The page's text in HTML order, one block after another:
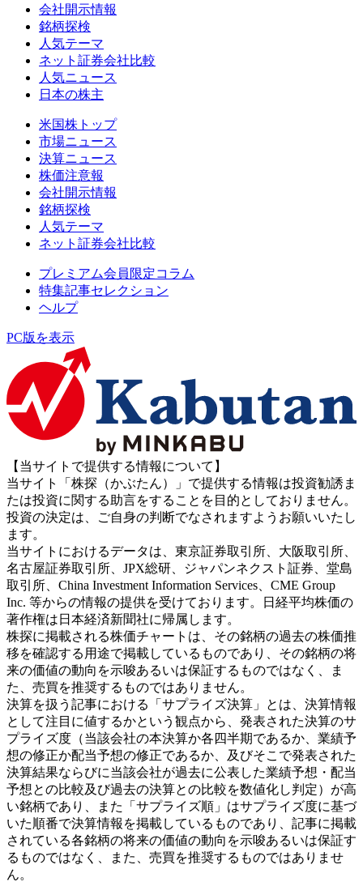
会社開示情報
銘柄探検
人気テーマ
ネット証券会社比較
人気ニュース
日本の株主
米国株トップ
市場ニュース
決算ニュース
株価注意報
会社開示情報
銘柄探検
人気テーマ
ネット証券会社比較
プレミアム会員限定コラム
特集記事セレクション
ヘルプ
PC版を表示
【当サイトで提供する情報について】
当サイト「株探（かぶたん）」で提供する情報は投資勧誘ま
たは投資に関する助言をすることを目的としておりません。
投資の決定は、ご自身の判断でなされますようお願いいたし
ます。
当サイトにおけるデータは、東京証券取引所、大阪取引所、
名古屋証券取引所、JPX総研、ジャパンネクスト証券、堂島
取引所、China Investment Information Services、CME Group
Inc. 等からの情報の提供を受けております。日経平均株価の
著作権は日本経済新聞社に帰属します。
株探に掲載される株価チャートは、その銘柄の過去の株価推
移を確認する用途で掲載しているものであり、その銘柄の将
来の価値の動向を示唆あるいは保証するものではなく、ま
た、売買を推奨するものではありません。
決算を扱う記事における「サプライズ決算」とは、決算情報
として注目に値するかという観点から、発表された決算のサ
プライズ度（当該会社の本決算か各四半期であるか、業績予
想の修正か配当予想の修正であるか、及びそこで発表された
決算結果ならびに当該会社が過去に公表した業績予想・配当
予想との比較及び過去の決算との比較を数値化し判定）が高
い銘柄であり、また「サプライズ順」はサプライズ度に基づ
いた順番で決算情報を掲載しているものであり、記事に掲載
されている各銘柄の将来の価値の動向を示唆あるいは保証す
るものではなく、また、売買を推奨するものではありませ
ん。